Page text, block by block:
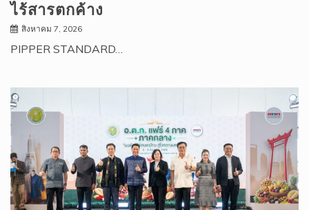
ไร้สารตกค้าง
สิงหาคม 7, 2026
PIPPER STANDARD…